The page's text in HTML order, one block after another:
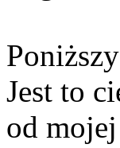
Jest to
od